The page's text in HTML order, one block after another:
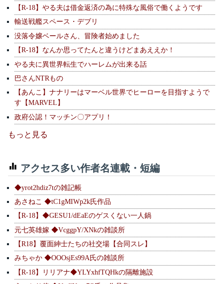
【R-18】やる夫は借金返済の為に特殊な風俗で働くようです
輸送戦艦スペース・デブリ
没落令嬢ベールさん、冒険者始めました
【R-18】なんか思ってたんと違うけどまあええか！
やる夫に異世界転生でハーレムが出来る話
巴さんNTRもの
【あんこ】ナナリーはマーベル世界でヒーローを目指すようで
す【MARVEL】
政府公認！マッチン〇アプリ！
もっと見る
アクセス多い作者名連載・短編
◆yrot2hdiz7tの雑記帳
あさねこ ◆tC1gMIWp2k氏作品
【R-18】◆GESU1/dEaEのゲスくない一人鍋
元七英雄嫁 ◆VcggpY/XNkの雑談所
【R18】覆面紳士たちの社交場【合同スレ】
みちゃか ◆OOOsjEs99A氏の雑談所
【R-18】リリアナ◆YLYxhfTQHkの隔離施設